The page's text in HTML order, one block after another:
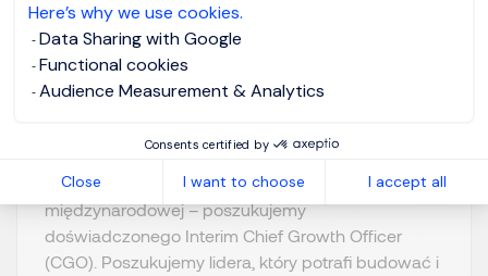
Here’s why we use cookies.
Data Sharing with Google
Functional cookies
Audience Measurement & Analytics
Consents certified by
Close I want to choose I accept all
Fixed Term
Contract
polskiej firmy z sektora e-commerce, realizującej
ambitną strategię wzrostu i ekspansji
międzynarodowej – poszukujemy
doświadczonego Interim Chief Growth Officer
(CGO). Poszukujemy lidera, który potrafi budować i